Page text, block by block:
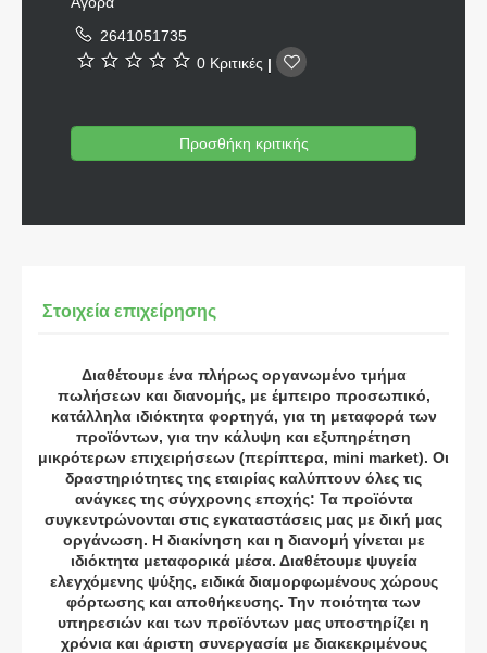
2641051735
0 Κριτικές |
Προσθήκη κριτικής
Στοιχεία επιχείρησης
Διαθέτουμε ένα πλήρως οργανωμένο τμήμα
πωλήσεων και διανομής, με έμπειρο προσωπικό,
κατάλληλα ιδιόκτητα φορτηγά, για τη μεταφορά των
προϊόντων, για την κάλυψη και εξυπηρέτηση
μικρότερων επιχειρήσεων (περίπτερα, mini market). Οι
δραστηριότητες της εταιρίας καλύπτουν όλες τις
ανάγκες της σύγχρονης εποχής: Τα προϊόντα
συγκεντρώνονται στις εγκαταστάσεις μας με δική μας
οργάνωση. Η διακίνηση και η διανομή γίνεται με
ιδιόκτητα μεταφορικά μέσα. Διαθέτουμε ψυγεία
ελεγχόμενης ψύξης, ειδικά διαμορφωμένους χώρους
φόρτωσης και αποθήκευσης. Την ποιότητα των
υπηρεσιών και των προϊόντων μας υποστηρίζει η
χρόνια και άριστη συνεργασία με διακεκριμένους